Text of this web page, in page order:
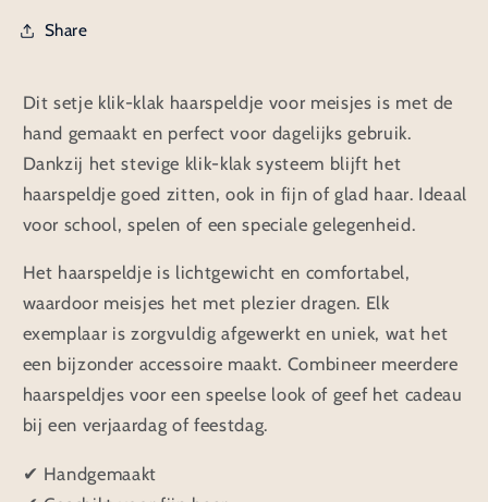
Share
Dit setje klik-klak haarspeldje voor meisjes is met de
hand gemaakt en perfect voor dagelijks gebruik.
Dankzij het stevige klik-klak systeem blijft het
haarspeldje goed zitten, ook in fijn of glad haar. Ideaal
voor school, spelen of een speciale gelegenheid.
Het haarspeldje is lichtgewicht en comfortabel,
waardoor meisjes het met plezier dragen. Elk
exemplaar is zorgvuldig afgewerkt en uniek, wat het
een bijzonder accessoire maakt. Combineer meerdere
haarspeldjes voor een speelse look of geef het cadeau
bij een verjaardag of feestdag.
✔ Handgemaakt